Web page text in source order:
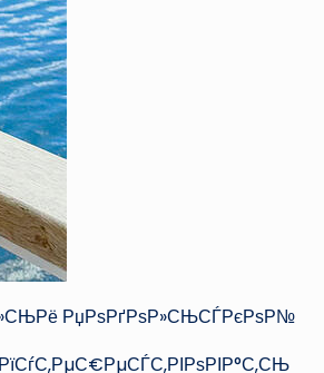
РџРѕРґРѕР»СЊСЃРєРѕР№